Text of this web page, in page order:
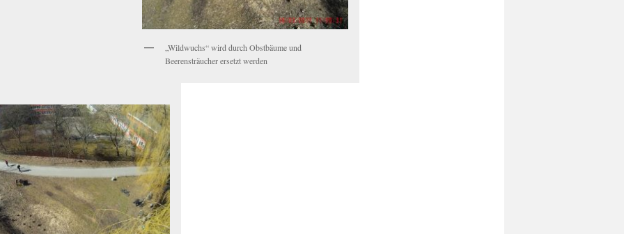
„Wildwuchs“ wird durch Obstbäume und
Beerensträucher ersetzt werden